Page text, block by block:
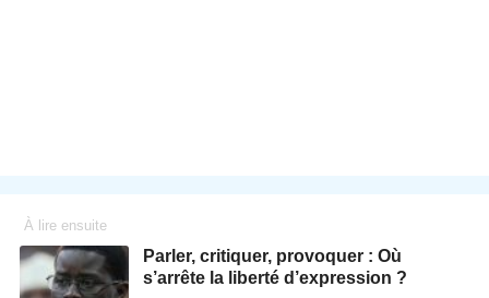
À lire ensuite
Parler, critiquer, provoquer : Où
s’arrête la liberté d’expression ?